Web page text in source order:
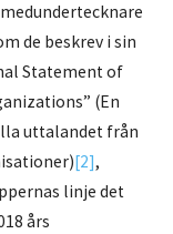
de beskrev i sin
Statement of
(En
uttalandet från
[2],
linje det
års